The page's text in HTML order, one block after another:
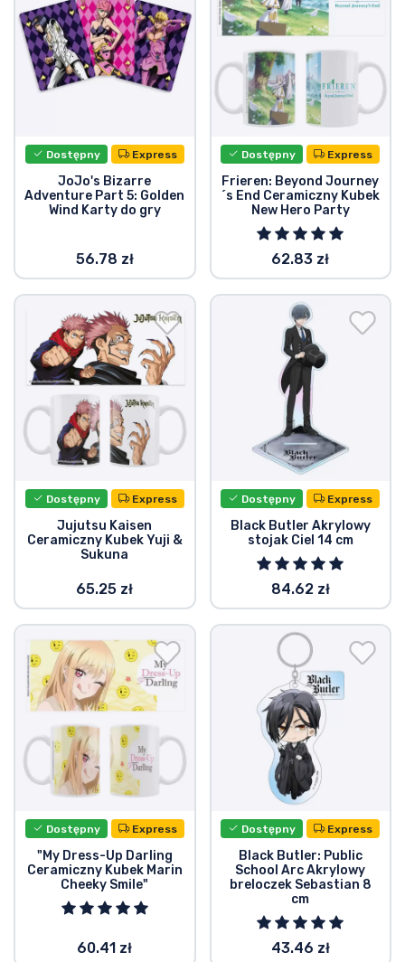
Dostępny Express
JoJo's Bizarre
Adventure Part 5: Golden
Wind Karty do gry
56.78 zł
Dostępny Express
Frieren: Beyond Journey
´s End Ceramiczny Kubek
New Hero Party
62.83 zł
Dostępny Express
Jujutsu Kaisen
Ceramiczny Kubek Yuji &
Sukuna
65.25 zł
Dostępny Express
Black Butler Akrylowy
stojak Ciel 14 cm
84.62 zł
Dostępny Express
"My Dress-Up Darling
Ceramiczny Kubek Marin
Cheeky Smile"
60.41 zł
Dostępny Express
Black Butler: Public
School Arc Akrylowy
breloczek Sebastian 8
cm
43.46 zł
Typy produktów
Marki